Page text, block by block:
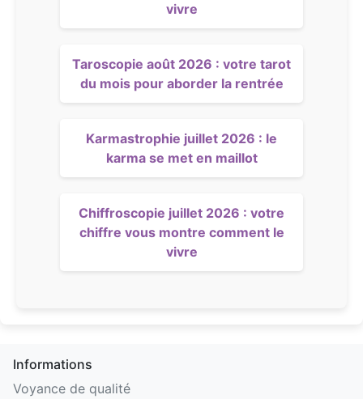
vivre
Taroscopie août 2026 : votre tarot
du mois pour aborder la rentrée
Karmastrophie juillet 2026 : le
karma se met en maillot
Chiffroscopie juillet 2026 : votre
chiffre vous montre comment le
vivre
Informations
Voyance de qualité